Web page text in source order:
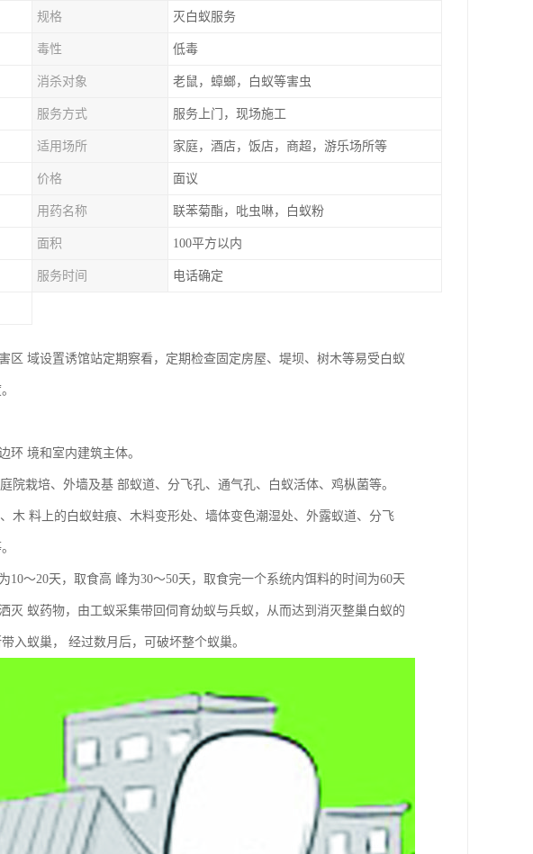
规格 灭白蚁服务
毒性 低毒
消杀对象 老鼠，蟑螂，白蚁等害虫
服务方式 服务上门，现场施工
适用场所 家庭，酒店，饭店，商超，游乐场所等
价格 面议
用药名称 联苯菊酯，吡虫啉，白蚁粉
面积 100平方以内
服务时间 电话确定
区 域设置诱馆站定期察看，定期检查固定房屋、堤坝、树木等易受白蚁
环 境和室内建筑主体。
栽培、外墙及基 部蚁道、分飞孔、通气孔、白蚁活体、鸡枞菌等。
木 料上的白蚁蛀痕、木料变形处、墙体变色潮湿处、外露蚁道、分飞
～20天，取食高 峰为30～50天，取食完一个系统内饵料的时间为60天
灭 蚁药物，由工蚁采集带回伺育幼蚁与兵蚁，从而达到消灭整巢白蚁的
入蚁巢， 经过数月后，可破坏整个蚁巢。